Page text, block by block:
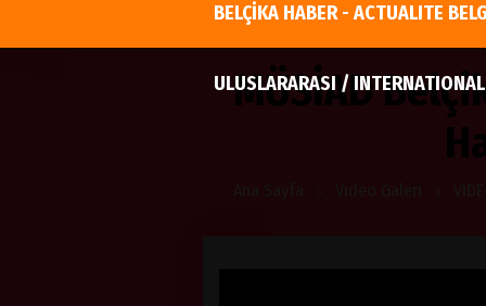
BELÇİKA HABER - ACTUALITE
ULUSLARARASI /
MÜSİAD